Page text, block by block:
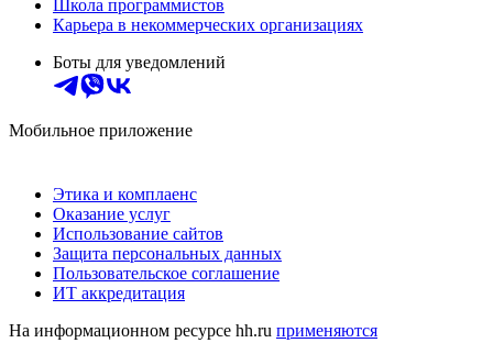
Школа программистов
Карьера в некоммерческих организациях
Боты для уведомлений
Мобильное приложение
Этика и комплаенс
Оказание услуг
Использование сайтов
Защита персональных данных
Пользовательское соглашение
ИТ аккредитация
На информационном ресурсе hh.ru применяются